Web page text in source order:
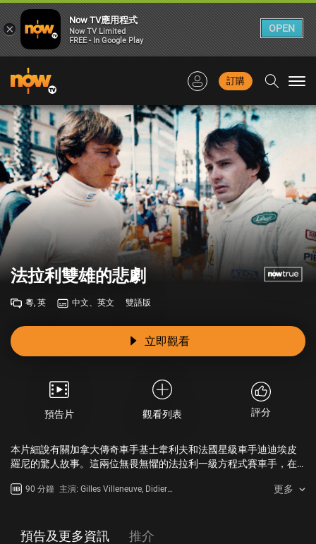
訂購
法拉利雙雄的悲劇
粵, 英 中文、英文 雙語版
立即觀看
預告片 觀看列表 評分
本片細說有關加拿大傳奇車手基士韋利夫和法國星級車手迪迪埃皮
羅尼的驚人故事。這兩位無畏無懼的法拉利一級方程式賽車手，在
90 分鐘 主演: Gilles Villeneuve, Didier
更多
預告及更多資訊 推介
×
Now TV應用程式
Now TV Limited
FREE - In Google Play
OPEN